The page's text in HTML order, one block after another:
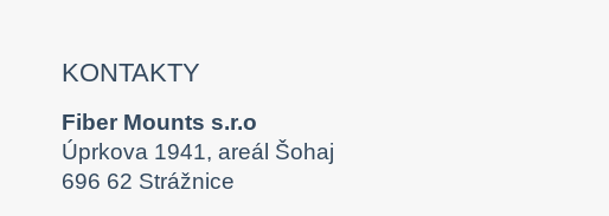
KONTAKTY
Fiber Mounts s.r.o
Úprkova 1941, areál Šohaj
696 62 Strážnice